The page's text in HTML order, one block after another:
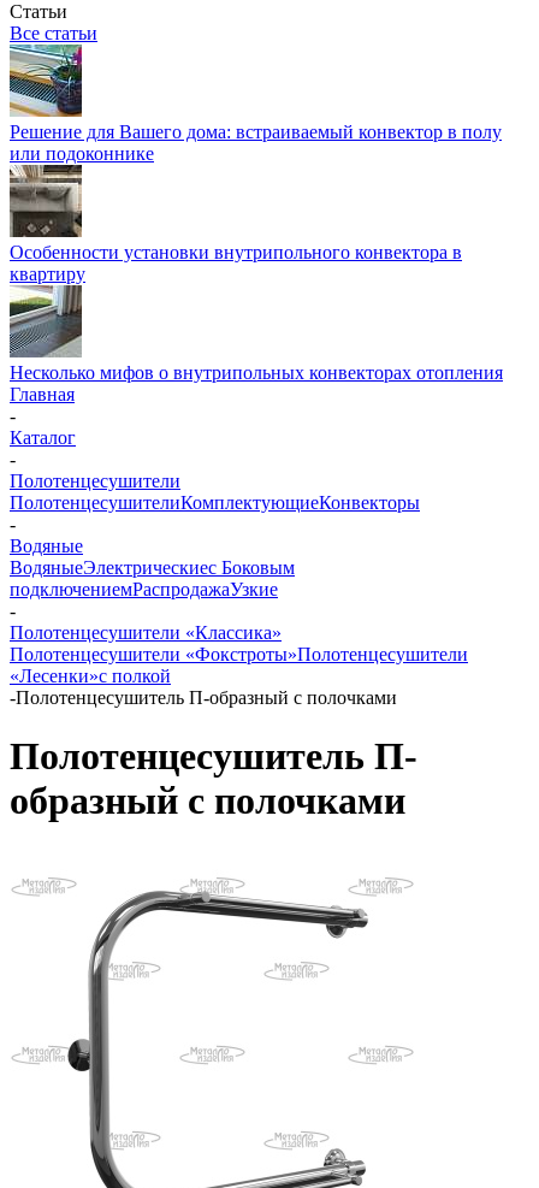
Статьи
Все статьи
Решение для Вашего дома: встраиваемый конвектор в полу
или подоконнике
Особенности установки внутрипольного конвектора в
квартиру
Несколько мифов о внутрипольных конвекторах отопления
Главная
-
Каталог
-
Полотенцесушители
ПолотенцесушителиКомплектующиеКонвекторы
-
Водяные
ВодяныеЭлектрическиес Боковым
подключениемРаспродажаУзкие
-
Полотенцесушители «Классика»
Полотенцесушители «Фокстроты»Полотенцесушители
«Лесенки»с полкой
-Полотенцесушитель П-образный с полочками
Полотенцесушитель П-
образный с полочками